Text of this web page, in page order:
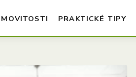
PRAKTICKÉ TIPY